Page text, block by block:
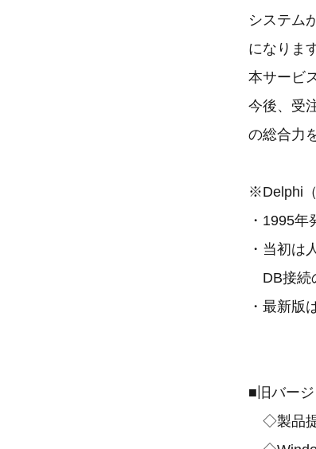
システム
になりま
本サービ
今後、受
の総合力
※Delphi
・1995
・当初は
DB接続
・最新版
■旧バー
◇製品提